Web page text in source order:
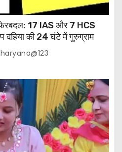
फेरबदल: 17 IAS और 7 HCS
दहिया की 24 घंटे में गुरुग्राम